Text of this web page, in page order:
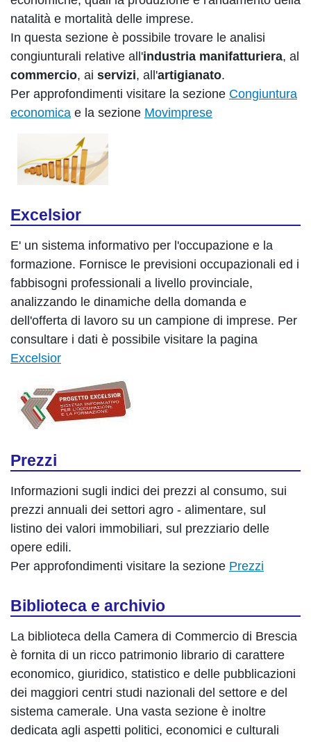
natalità e mortalità delle imprese.
In questa sezione è possibile trovare le analisi
congiunturali relative all'industria manifatturiera, al
commercio, ai servizi, all'artigianato.
Per approfondimenti visitare la sezione Congiuntura
economica e la sezione Movimprese
Excelsior
E' un sistema informativo per l'occupazione e la
formazione. Fornisce le previsioni occupazionali ed i
fabbisogni professionali a livello provinciale,
analizzando le dinamiche della domanda e
dell'offerta di lavoro su un campione di imprese. Per
consultare i dati è possibile visitare la pagina
Excelsior
Prezzi
Informazioni sugli indici dei prezzi al consumo, sui
prezzi annuali dei settori agro - alimentare, sul
listino dei valori immobiliari, sul prezziario delle
opere edili.
Per approfondimenti visitare la sezione Prezzi
Biblioteca e archivio
La biblioteca della Camera di Commercio di Brescia
è fornita di un ricco patrimonio librario di carattere
economico, giuridico, statistico e delle pubblicazioni
dei maggiori centri studi nazionali del settore e del
sistema camerale. Una vasta sezione è inoltre
dedicata agli aspetti politici, economici e culturali